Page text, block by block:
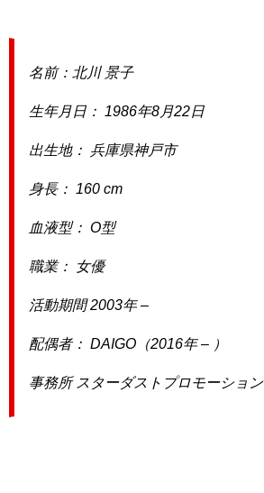
名前：北川 景子
生年月日： 1986年8月22日
出生地： 兵庫県神戸市
身長： 160 cm
血液型： O型
職業： 女優
活動期間 2003年 –
配偶者： DAIGO（2016年 – ）
事務所 スターダストプロモーション